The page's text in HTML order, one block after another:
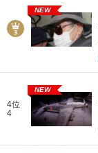
NEW
4位
4
NEW